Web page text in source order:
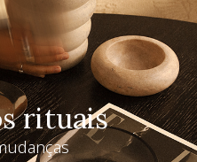
rituais